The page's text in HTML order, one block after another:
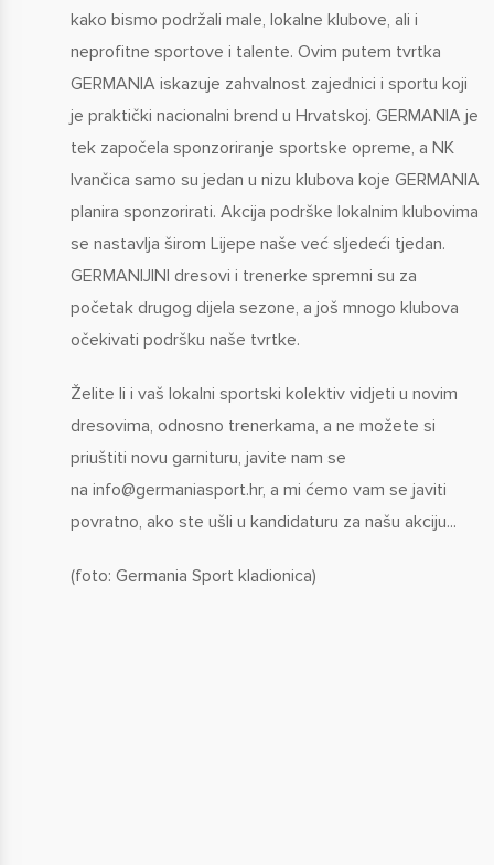
kako bismo podržali male, lokalne klubove, ali i
neprofitne sportove i talente. Ovim putem tvrtka
GERMANIA iskazuje zahvalnost zajednici i sportu koji
je praktički nacionalni brend u Hrvatskoj. GERMANIA je
tek započela sponzoriranje sportske opreme, a NK
Ivančica samo su jedan u nizu klubova koje GERMANIA
planira sponzorirati. Akcija podrške lokalnim klubovima
se nastavlja širom Lijepe naše već sljedeći tjedan.
GERMANIJINI dresovi i trenerke spremni su za
početak drugog dijela sezone, a još mnogo klubova
očekivati podršku naše tvrtke.
Želite li i vaš lokalni sportski kolektiv vidjeti u novim
dresovima, odnosno trenerkama, a ne možete si
priuštiti novu garnituru, javite nam se
na info@germaniasport.hr, a mi ćemo vam se javiti
povratno, ako ste ušli u kandidaturu za našu akciju...
(foto: Germania Sport kladionica)